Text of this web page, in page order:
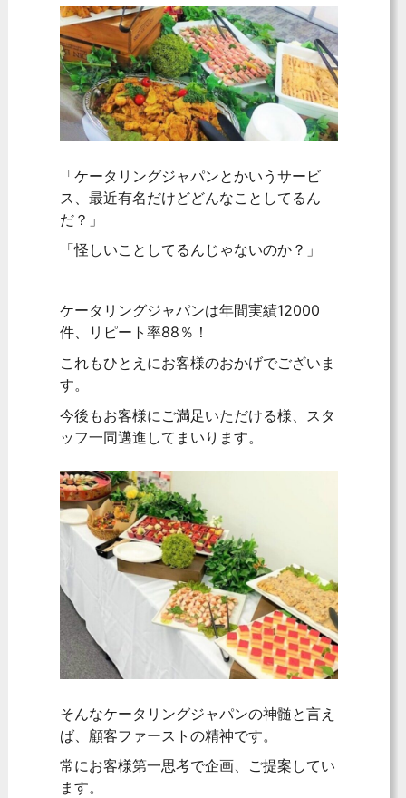
「ケータリングジャパンとかいうサービ
ス、最近有名だけどどんなことしてるん
だ？」
「怪しいことしてるんじゃないのか？」
ケータリングジャパンは年間実績12000
件、リピート率88％！
これもひとえにお客様のおかげでございま
す。
今後もお客様にご満足いただける様、スタ
ッフ一同邁進してまいります。
そんなケータリングジャパンの神髄と言え
ば、顧客ファーストの精神です。
常にお客様第一思考で企画、ご提案してい
ます。